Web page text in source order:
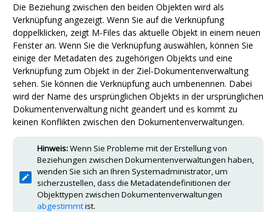
Die Beziehung zwischen den beiden Objekten wird als
Verknüpfung angezeigt. Wenn Sie auf die Verknüpfung
doppelklicken, zeigt M-Files das aktuelle Objekt in einem neuen
Fenster an. Wenn Sie die Verknüpfung auswählen, können Sie
einige der Metadaten des zugehörigen Objekts und eine
Verknüpfung zum Objekt in der Ziel-Dokumentenverwaltung
sehen. Sie können die Verknüpfung auch umbenennen. Dabei
wird der Name des ursprünglichen Objekts in der ursprünglichen
Dokumentenverwaltung nicht geändert und es kommt zu
keinen Konflikten zwischen den Dokumentenverwaltungen.
Hinweis:Wenn Sie Probleme mit der Erstellung von
Beziehungen zwischen Dokumentenverwaltungen haben,
wenden Sie sich an Ihren Systemadministrator, um
sicherzustellen, dass die Metadatendefinitionen der
Objekttypen zwischen Dokumentenverwaltungen
abgestimmtist.